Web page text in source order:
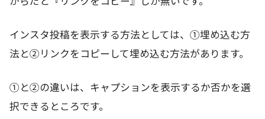
インスタ投稿を表示する方法としては、①埋め込む方
法と②リンクをコピーして埋め込む方法があります。
①と②の違いは、キャプションを表示するか否かを選
択できるところです。